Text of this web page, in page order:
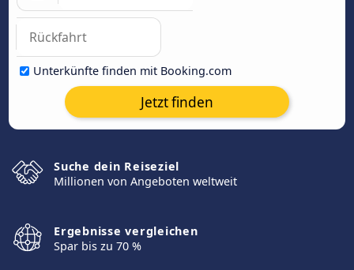
Unterkünfte finden mit Booking.com
Jetzt finden
Suche dein Reiseziel
Millionen von Angeboten weltweit
Ergebnisse vergleichen
Spar bis zu 70 %